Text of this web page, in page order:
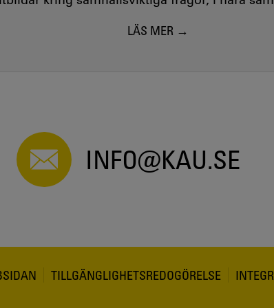
LÄS MER
INFO@KAU.SE
TILLGÄNGLIGHETSREDOGÖRELSE